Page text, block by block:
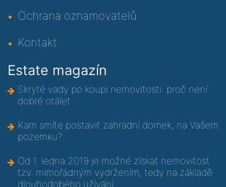
Ochrana oznamovatelů
Kontakt
Estate magazín
Skryté vady po koupi nemovitosti: proč není
dobré otálet
Kam smíte postavit zahradní domek, na Vašem
pozemku?
Od 1. ledna 2019 je možné získat nemovitost
tzv. mimořádným vydržením, tedy na základě
dlouhodobého užívání.